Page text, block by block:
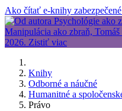
Ako čítať e-knihy
Knihy
Odborné a náučné
Humanitné a
Právo